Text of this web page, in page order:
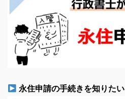
永住申請の手続きを知りたい